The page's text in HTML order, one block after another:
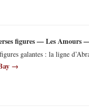
figures — Les Amours
galantes : la ligne
→